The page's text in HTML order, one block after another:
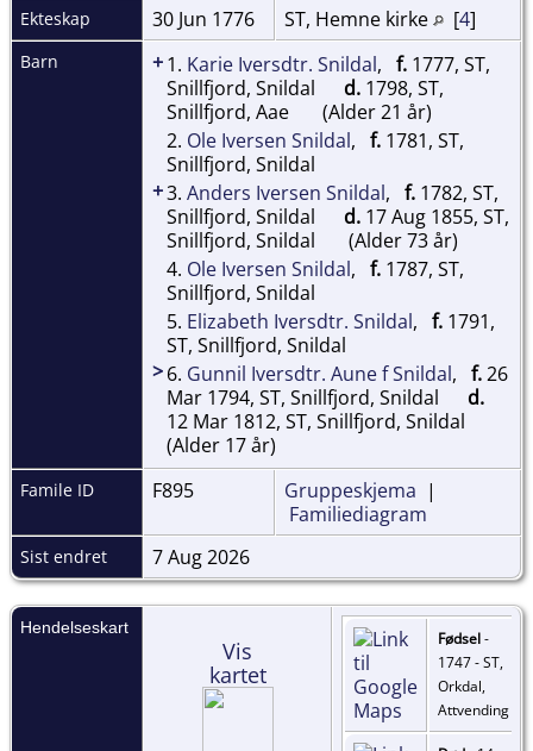
Ekteskap 30 Jun 1776 ST, Hemne kirke [4]
Barn +1. Karie Iversdtr. Snildal, f. 1777, ST,
Snillfjord, Snildal
d. 1798, ST,
Snillfjord, Aae
(Alder 21 år)
2. Ole Iversen Snildal, f. 1781, ST,
Snillfjord, Snildal
+3. Anders Iversen Snildal, f. 1782, ST,
Snillfjord, Snildal
d. 17 Aug 1855, ST,
Snillfjord, Snildal
(Alder 73 år)
4. Ole Iversen Snildal, f. 1787, ST,
Snillfjord, Snildal
5. Elizabeth Iversdtr. Snildal, f. 1791,
ST, Snillfjord, Snildal
>6. Gunnil Iversdtr. Aune f Snildal, f.26
Mar 1794, ST, Snillfjord, Snildal
d.
12 Mar 1812, ST, Snillfjord, Snildal
(Alder 17 år)
Famile ID F895 Gruppeskjema |
Familiediagram
Sist endret 7 Aug 2026
Hendelseskart
Vis
kartet
Fødsel-
1747 - ST,
Orkdal,
Attvending